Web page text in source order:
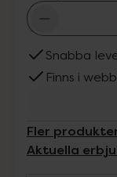
Snabba
Finns i
Fler
Aktuella